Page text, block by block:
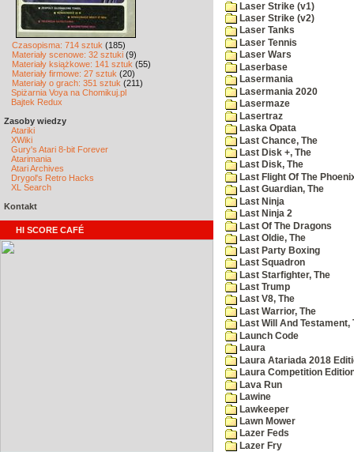
Czasopisma: 714 sztuk (185)
Materiały scenowe: 32 sztuki (9)
Materiały książkowe: 141 sztuk (55)
Materiały firmowe: 27 sztuk (20)
Materiały o grach: 351 sztuk (211)
Spiżarnia Voya na Chomikuj.pl
Bajtek Redux
Zasoby wiedzy
Atariki
XWiki
Gury's Atari 8-bit Forever
Atarimania
Atari Archives
Drygol's Retro Hacks
XL Search
Kontakt
HI SCORE CAFÉ
Laser Strike (v1)
Laser Strike (v2)
Laser Tanks
Laser Tennis
Laser Wars
Laserbase
Lasermania
Lasermania 2020
Lasermaze
Lasertraz
Laska Opata
Last Chance, The
Last Disk +, The
Last Disk, The
Last Flight Of The
Last Guardian, The
Last Ninja
Last Ninja 2
Last Of The Dragons
Last Oldie, The
Last Party Boxing
Last Squadron
Last Starfighter, The
Last Trump
Last V8, The
Last Warrior, The
Last Will And Testament,
Launch Code
Laura
Laura Atariada 2018
Laura Competition
Lava Run
Lawine
Lawkeeper
Lawn Mower
Lazer Feds
Lazer Fry